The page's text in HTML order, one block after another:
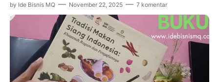
by Ide Bisnis MQ November 22, 2025 7 komentar